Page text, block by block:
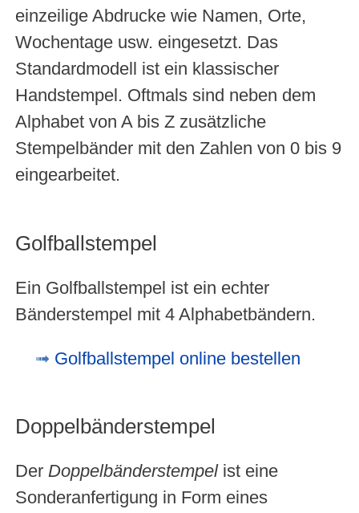
einzeilige Abdrucke wie Namen, Orte,
Wochentage usw. eingesetzt. Das
Standardmodell ist ein klassischer
Handstempel. Oftmals sind neben dem
Alphabet von A bis Z zusätzliche
Stempelbänder mit den Zahlen von 0 bis 9
eingearbeitet.
Golfballstempel
Ein Golfballstempel ist ein echter
Bänderstempel mit 4 Alphabetbändern.
Golfballstempel online bestellen
Doppelbänderstempel
Der Doppelbänderstempelist eine
Sonderanfertigung in Form eines